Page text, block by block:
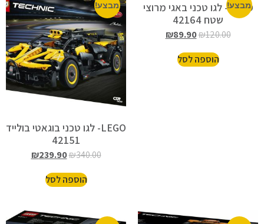
מבצע!LEGO- לגו טכני באגי מרוצי
שטח 42164
₪120.00
₪89.90
הוספה לסל
מבצע!
LEGO- לגו טכני בוגאטי בולייד
42151
₪340.00
₪239.90
הוספה לסל